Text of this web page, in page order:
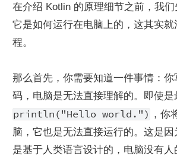
在介绍 Kotlin 的原理细节之前，我
它是如何运行在电脑上的，这其实
程。
那么首先，你需要知道一件事情：
码，电脑是无法直接理解的。即使是
println("Hello world.") ，你
脑，它也是无法直接运行的。这是
是基于人类语言设计的，电脑没有